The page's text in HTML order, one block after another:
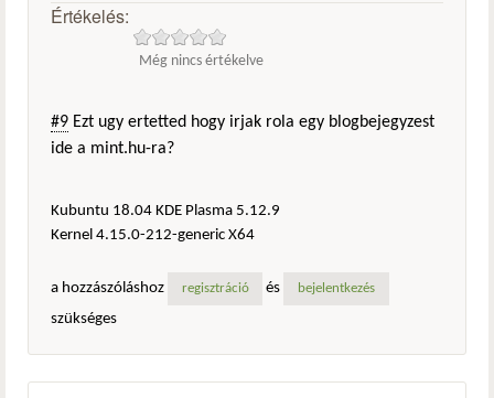
Értékelés:
Még nincs értékelve
#9 Ezt ugy ertetted hogy irjak rola egy blogbejegyzest
ide a mint.hu-ra?
Kubuntu 18.04 KDE Plasma 5.12.9
Kernel 4.15.0-212-generic X64
a hozzászóláshoz regisztráció és bejelentkezés
szükséges